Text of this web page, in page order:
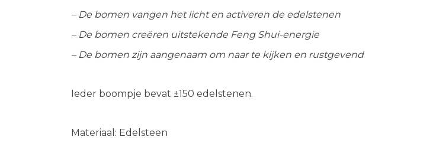
– De bomen vangen het licht en activeren de edelstenen
– De bomen creëren uitstekende Feng Shui-energie
– De bomen zijn aangenaam om naar te kijken en rustgevend
Ieder boompje bevat ±150 edelstenen.
Materiaal: Edelsteen